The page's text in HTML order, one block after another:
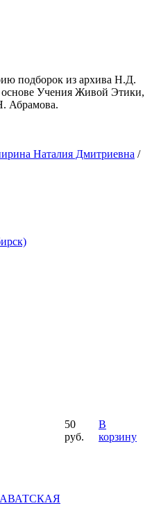
подборок из архива Н.Д.
Учения Живой Этики,
Абрамова.
Наталия Дмитриевна /
50
руб.
В
корзину